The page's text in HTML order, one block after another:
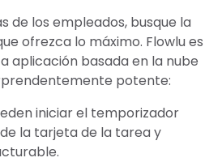
de los empleados, busque la
ofrezca lo máximo. Flowlu es
aplicación basada en la nube
potente:
iniciar el temporizador
la tarjeta de la tarea y